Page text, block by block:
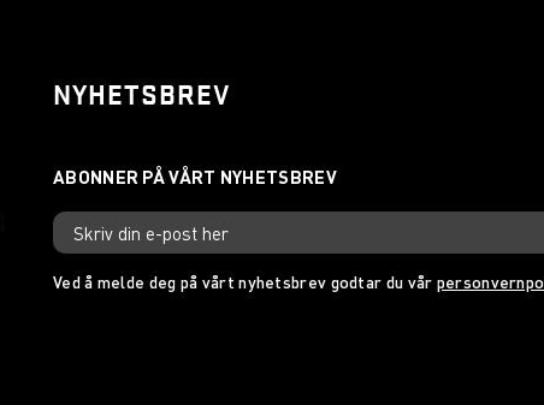
NYHETSBREV
Ved å melde deg på vårt nyhetsbrev godtar du vår